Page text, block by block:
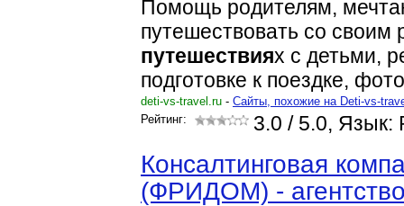
Помощь родителям,
путешествовать со своим
путешествиях с детьми,
подготовке к поездке,
deti-vs-travel.ru - Cайты, похожие на Deti-vs-
Рейтинг:
3.0 / 5.0, Язык:
Консалтинговая
(ФРИДОМ) -